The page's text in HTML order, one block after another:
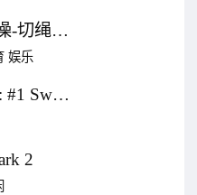
-切绳子
娱乐
#1 Swim
2